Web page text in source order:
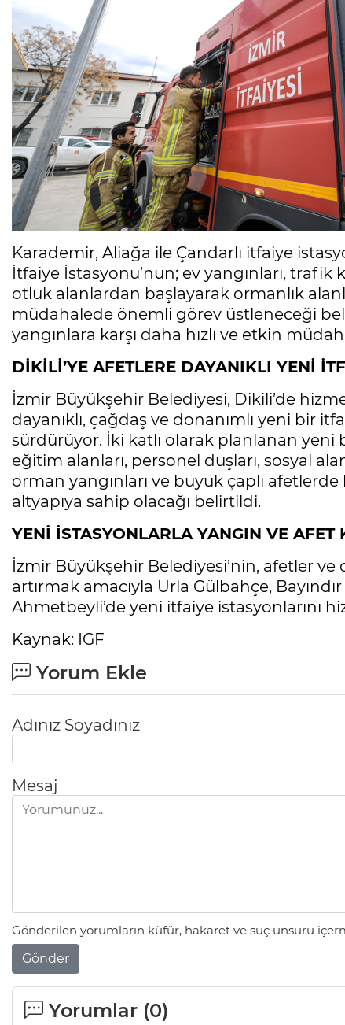
Karademir, Aliağa ile Çandarlı itfaiye
İtfaiye İstasyonu’nun; ev yangınları, trafik
otluk alanlardan başlayarak ormanlık
müdahalede önemli görev üstleneceği
yangınlara karşı daha hızlı ve etkin
DİKİLİ’YE AFETLERE DAYANIKLI YENİ
İzmir Büyükşehir Belediyesi, Dikili’de
dayanıklı, çağdaş ve donanımlı yeni bir
sürdürüyor. İki katlı olarak planlanan yeni
eğitim alanları, personel duşları, sosyal
orman yangınları ve büyük çaplı
altyapıya sahip olacağı belirtildi.
YENİ İSTASYONLARLA YANGIN VE AFET
İzmir Büyükşehir Belediyesi’nin, afetler
artırmak amacıyla Urla Gülbahçe,
Ahmetbeyli’de yeni itfaiye istasyonlarını
Kaynak: IGF
Yorum Ekle
Adınız Soyadınız
Mesaj
Gönderilen yorumların küfür, hakaret ve suç unsuru
Gönder
Yorumlar (0)